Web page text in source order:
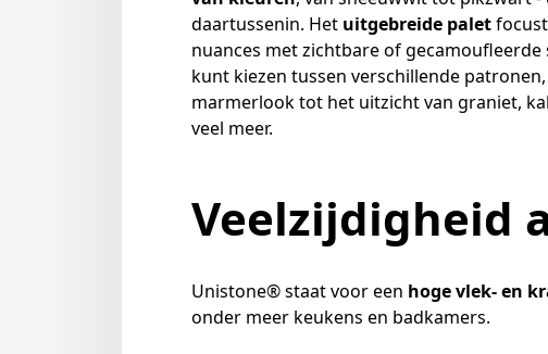
daartussenin. Het uitgebreide palet
nuances met zichtbare of gecamoufleerde
kunt kiezen tussen verschillende patronen,
marmerlook tot het uitzicht van graniet,
veel meer.
Veelzijdigheid
Unistone® staat voor een hoge vlek- en
onder meer keukens en badkamers.